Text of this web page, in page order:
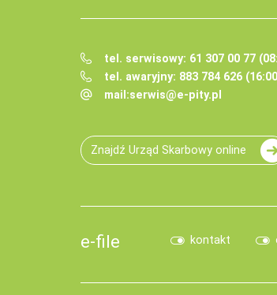
tel. serwisowy: 61 307 00 77
tel. awaryjny: 883 784 626
mail:serwis@e-pity.pl
Znajdź Urząd Skarbowy online
e-file kontakt